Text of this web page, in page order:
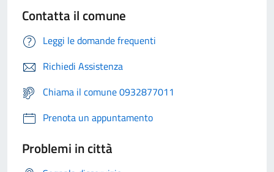
Contatta il comune
Leggi le domande frequenti
Richiedi Assistenza
Chiama il comune 0932877011
Prenota un appuntamento
Problemi in città